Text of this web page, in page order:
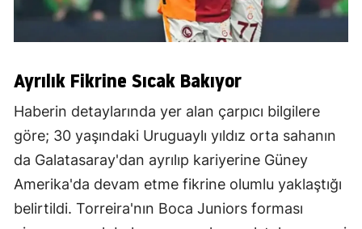
Ayrılık Fikrine Sıcak Bakıyor
Haberin detaylarında yer alan çarpıcı bilgilere
göre; 30 yaşındaki Uruguaylı yıldız orta sahanın
da Galatasaray'dan ayrılıp kariyerine Güney
Amerika'da devam etme fikrine olumlu yaklaştığı
belirtildi. Torreira'nın Boca Juniors forması